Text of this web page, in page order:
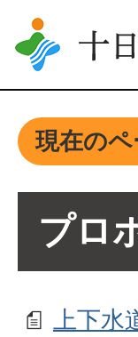
現在のペ
プロ
上下